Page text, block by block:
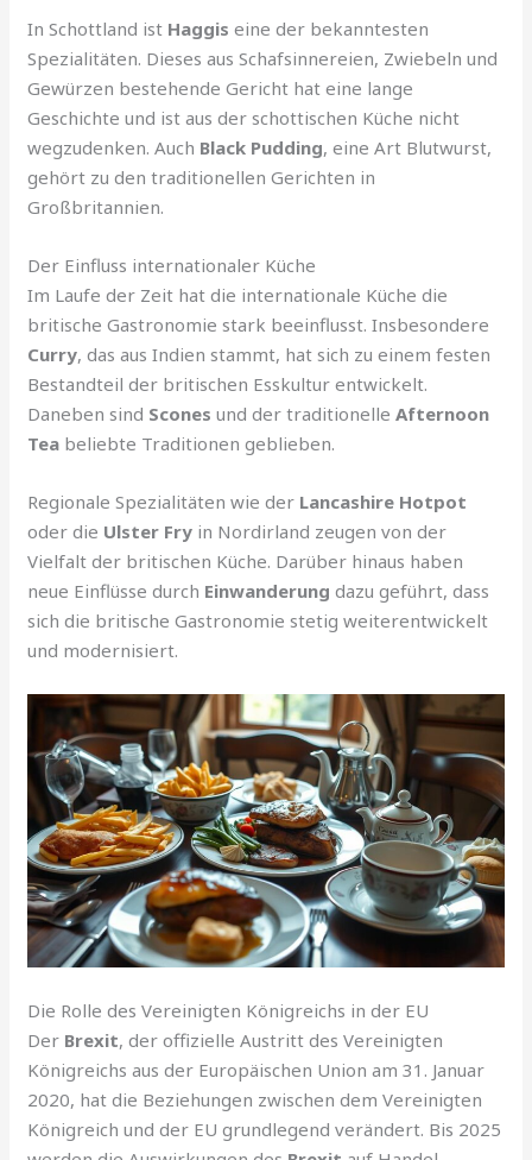
In Schottland ist Haggis eine der bekanntesten
Spezialitäten. Dieses aus Schafsinnereien, Zwiebeln und
Gewürzen bestehende Gericht hat eine lange
Geschichte und ist aus der schottischen Küche nicht
wegzudenken. Auch Black Pudding, eine Art Blutwurst,
gehört zu den traditionellen Gerichten in
Großbritannien.
Der Einfluss internationaler Küche
Im Laufe der Zeit hat die internationale Küche die
britische Gastronomie stark beeinflusst. Insbesondere
Curry, das aus Indien stammt, hat sich zu einem festen
Bestandteil der britischen Esskultur entwickelt.
Daneben sind Scones und der traditionelleAfternoon
Tea beliebte Traditionen geblieben.
Regionale Spezialitäten wie der Lancashire Hotpot
oder die Ulster Fry in Nordirland zeugen von der
Vielfalt der britischen Küche. Darüber hinaus haben
neue Einflüsse durch Einwanderung dazu geführt, dass
sich die britische Gastronomie stetig weiterentwickelt
und modernisiert.
Die Rolle des Vereinigten Königreichs in der EU
Der Brexit, der offizielle Austritt des Vereinigten
Königreichs aus der Europäischen Union am 31. Januar
2020, hat die Beziehungen zwischen dem Vereinigten
Königreich und der EU grundlegend verändert. Bis 2025